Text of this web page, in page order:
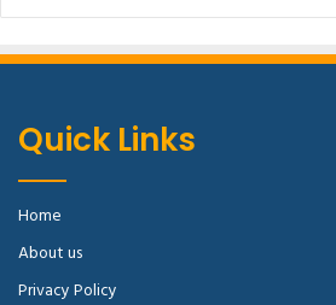
Quick Links
Home
About us
Privacy Policy